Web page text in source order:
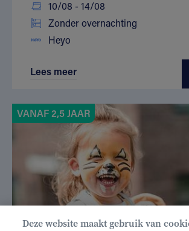
10/08 - 14/08
Zonder overnachting
Heyo
Lees meer
VANAF 2,5 JAAR
Deze website maakt gebruik van